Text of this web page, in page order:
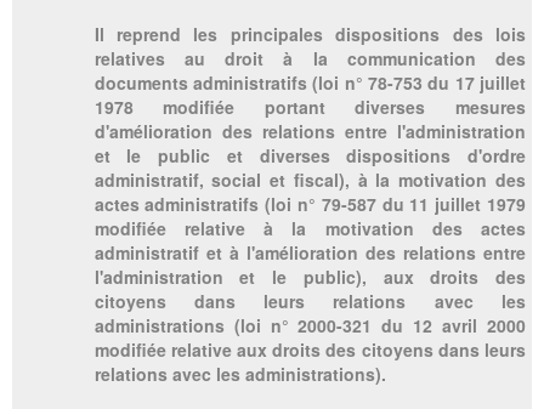
Il reprend les principales dispositions des lois
relatives au droit à la communication des
documents administratifs (loi n° 78-753 du 17 juillet
1978 modifiée portant diverses mesures
d'amélioration des relations entre l'administration
et le public et diverses dispositions d'ordre
administratif, social et fiscal), à la motivation des
actes administratifs (loi n° 79-587 du 11 juillet 1979
modifiée relative à la motivation des actes
administratif et à l'amélioration des relations entre
l'administration et le public), aux droits des
citoyens dans leurs relations avec les
administrations (loi n° 2000-321 du 12 avril 2000
modifiée relative aux droits des citoyens dans leurs
relations avec les administrations).